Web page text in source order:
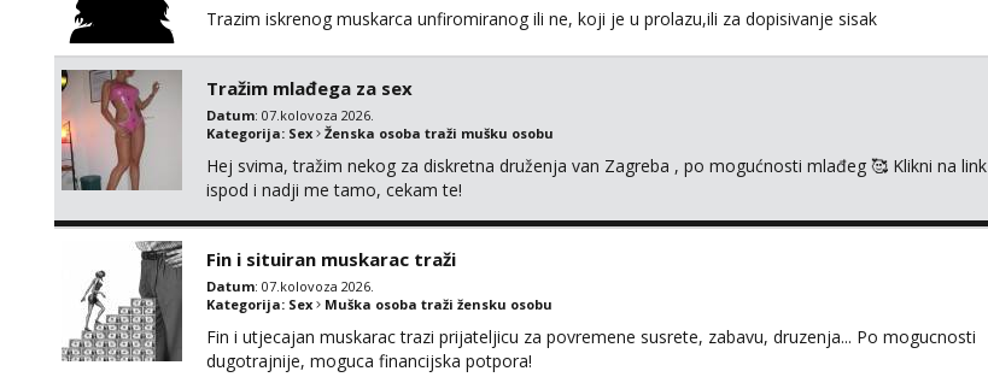
Trazim iskrenog muskarca unfiromiranog ili ne, koji je u prolazu,ili za dopisivanje sisak
Tražim mlađega za sex
Datum: 07.kolovoza 2026.
Kategorija: Sex Ženska osoba traži mušku osobu
Hej svima, tražim nekog za diskretna druženja van Zagreba , po mogućnosti mlađeg 🥰 Klikni na link
ispod i nadji me tamo, cekam te!
Fin i situiran muskarac traži
Datum: 07.kolovoza 2026.
Kategorija: Sex Muška osoba traži žensku osobu
Fin i utjecajan muskarac trazi prijateljicu za povremene susrete, zabavu, druzenja... Po mogucnosti
dugotrajnije, moguca financijska potpora!